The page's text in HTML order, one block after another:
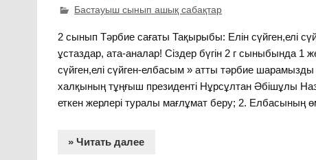
Бастауыш сынып ашық сабақтар
2 сынып Тәрбие сағаты Тақырыбы: Елін сүйген,елі
ұстаздар, ата-аналар! Сіздер бүгін 2 г сыныбында 1
сүйген,елі сүйген-елбасым » атты тәрбие
халқының тұңғыш президенті Нұрсұлтан Әбішұлы
еткен жерлері туралы мағлұмат беру; 2. Елбасының
» Читать далее